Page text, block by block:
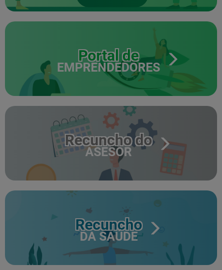
Portal de
EMPRENDEDORES
Recuncho do
ASESOR
Recuncho
DA SAÚDE